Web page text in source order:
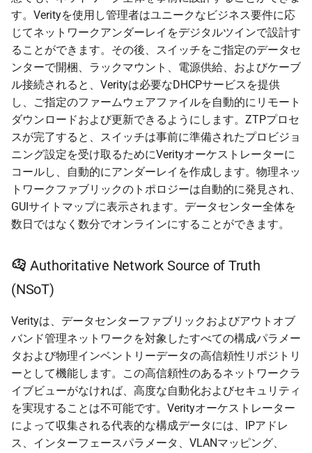
す。Verityを使用し管理者はユニークなビジネス要件に応
じてネットワークアンダーレイをデジタルツインで設計す
ることができます。その後、スイッチをご指定のデータセ
ンターで開梱、ラックマウント、電源供給、およびケーブ
ル接続されると、Verityは必要なDHCPサービスを提供
し、ご指定のファームウェアファイルを自動的にリモート
ダウンロードおよび更新できるようにします。ZTPプロセ
スが完了すると、スイッチは事前に準備されたプロビジョ
ニング設定を受け取るためにVerityオーケストレーターに
コールし、自動的にアンダーレイを作成します。物理ネッ
トワークファブリックのトポロジーは自動的に発見され、
GUIサイトマップに表示されます。データセンター全体を
数日ではなく数分でオンラインにすることができます。
Authoritative Network Source of Truth
(NSoT)
Verityは、データセンターファブリックおよびアウトオブ
バンド管理ネットワークを対象したすべての構成パラメー
タおよび物理インベントリーデータの高信頼性リポジトリ
ーとして機能します。この高信頼性のあるネットワークラ
イブビューがなければ、高度な自動化およびセキュリティ
を実現することは不可能です。Verityオーケストレーター
によって収集される代表的な構成データには、IPアドレ
ス、インターフェースパラメータ、VLANマッピング、